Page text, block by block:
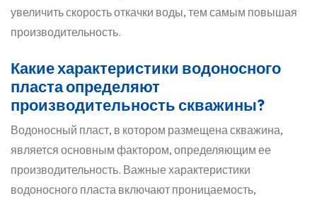
увеличить скорость откачки воды, тем самым повышая
производительность.
Какие характеристики водоносного
пласта определяют
производительность скважины?
Водоносный пласт, в котором размещена скважина,
является основным фактором, определяющим ее
производительность. Важные характеристики
водоносного пласта включают проницаемость,